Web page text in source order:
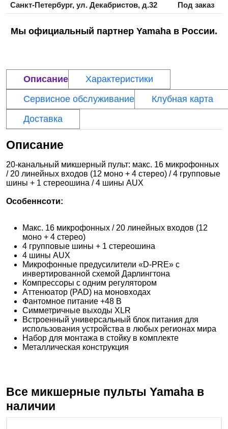
Санкт-Петербург, ул. Декабристов, д.32
Под заказ
Мы официальный партнер Yamaha в России.
Описание
Характеристики
Сервисное обслуживание
Клубная карта
Доставка
Описание
20-канальный микшерный пульт: макс. 16 микрофонных
/ 20 линейных входов (12 моно + 4 стерео) / 4 групповые
шины + 1 стереошина / 4 шины AUX
Особеннсоти:
Макс. 16 микрофонных / 20 линейных входов (12
моно + 4 стерео)
4 групповые шины + 1 стереошина
4 шины AUX
Микрофонные предусилители «D-PRE» с
инвертированной схемой Дарлингтона
Компрессоры с одним регулятором
Аттенюатор (PAD) на моновходах
Фантомное питание +48 В
Симметричные выходы XLR
Встроенный универсальный блок питания для
использования устройства в любых регионах мира
Набор для монтажа в стойку в комплекте
Металлическая конструкция
Все микшерные пульты Yamaha в
наличии